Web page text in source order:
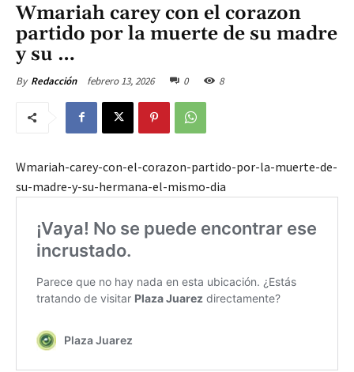
Wmariah carey con el corazon
partido por la muerte de su madre
y su …
By Redacción febrero 13, 2026 0 8
Wmariah-carey-con-el-corazon-partido-por-la-muerte-de-
su-madre-y-su-hermana-el-mismo-dia